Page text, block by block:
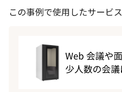
この事例で使用したサービス